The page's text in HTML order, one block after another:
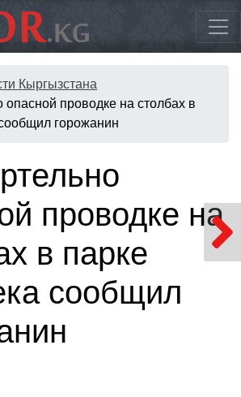
Кыргызстана
опасной проводке на столбах в
горожанин
проводке на
в парке
сообщил